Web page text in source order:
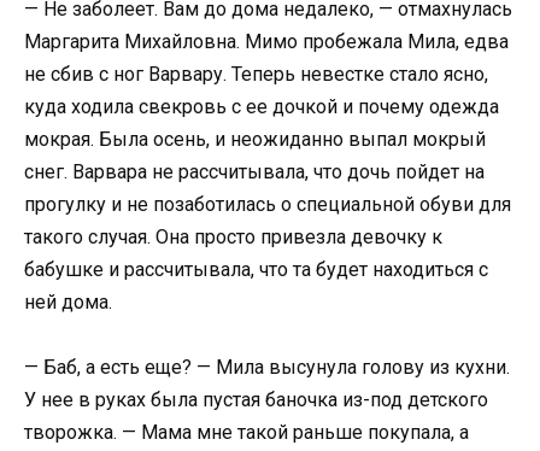
— Не заболеет. Вам до дома недалеко, — отмахнулась
Маргарита Михайловна. Мимо пробежала Мила, едва
не сбив с ног Варвару. Теперь невестке стало ясно,
куда ходила свекровь с ее дочкой и почему одежда
мокрая. Была осень, и неожиданно выпал мокрый
снег. Варвара не рассчитывала, что дочь пойдет на
прогулку и не позаботилась о специальной обуви для
такого случая. Она просто привезла девочку к
бабушке и рассчитывала, что та будет находиться с
ней дома.
— Баб, а есть еще? — Мила высунула голову из кухни.
У нее в руках была пустая баночка из-под детского
творожка. — Мама мне такой раньше покупала, а